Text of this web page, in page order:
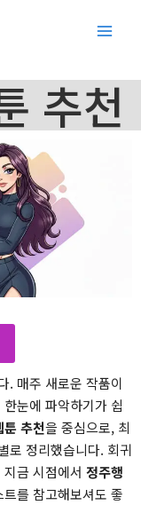
추천
. 매주 새로운 작품이
눈에 파악하기가 쉽
추천을 중심으로, 최
로 정리했습니다. 회귀
금 시점에서 정주행
를 참고해보셔도 좋